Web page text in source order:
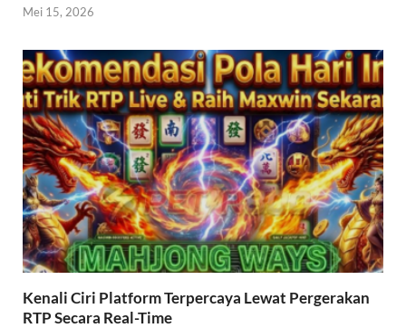
Mei 15, 2026
Kenali Ciri Platform Terpercaya Lewat Pergerakan
RTP Secara Real-Time